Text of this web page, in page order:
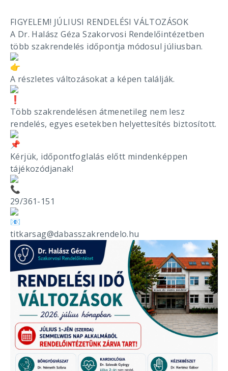
FIGYELEM! JÚLIUSI RENDELÉSI VÁLTOZÁSOK
A Dr. Halász Géza Szakorvosi Rendelőintézetben
több szakrendelés időpontja módosul júliusban.
A részletes változásokat a képen találják.
Több szakrendelésen átmenetileg nem lesz
rendelés, egyes esetekben helyettesítés biztosított.
Kérjük, időpontfoglalás előtt mindenképpen
tájékozódjanak!
29/361-151
titkarsag@dabasszakrendelo.hu